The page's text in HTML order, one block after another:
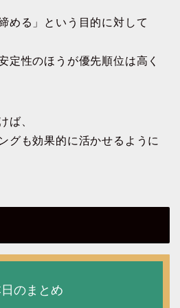
める」という目的に対して
定性のほうが優先順位は高く
ば、
グも効果的に活かせるように
のまとめ